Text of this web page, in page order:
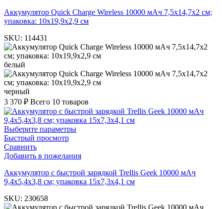
Аккумулятор Quick Charge Wireless 10000 мАч 7,5х14,7х2 см;
упаковка: 10х19,9х2,9 см
SKU: 114431
белый
черный
3 370 ₽ Всего 10 товаров
Выберите параметры
Быстрый просмотр
Сравнить
Добавить в пожелания
Аккумулятор c быстрой зарядкой Trellis Geek 10000 мАч
9,4х5,4х3,8 см; упаковка 15х7,3х4,1 см
SKU: 230658